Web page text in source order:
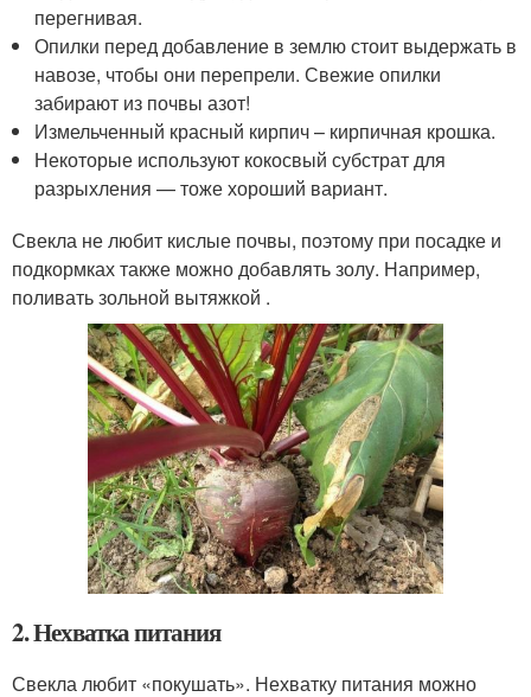
перегнивая.
Опилки перед добавление в землю стоит выдержать в
навозе, чтобы они перепрели. Свежие опилки
забирают из почвы азот!
Измельченный красный кирпич – кирпичная крошка.
Некоторые используют кокосвый субстрат для
разрыхления — тоже хороший вариант.
Свекла не любит кислые почвы, поэтому при посадке и
подкормках также можно добавлять золу. Например,
поливать зольной вытяжкой .
2. Нехватка питания
Свекла любит «покушать». Нехватку питания можно